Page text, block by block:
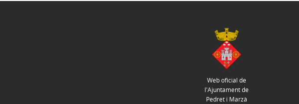
Web oficial de
l'Ajuntament de
Pedret i Marzà